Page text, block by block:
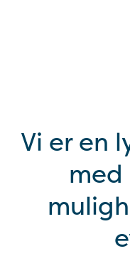
Vi er en